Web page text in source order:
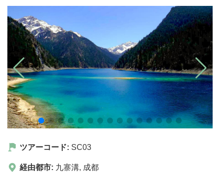
ツアーコード: SC03
経由都市: 九寨溝, 成都